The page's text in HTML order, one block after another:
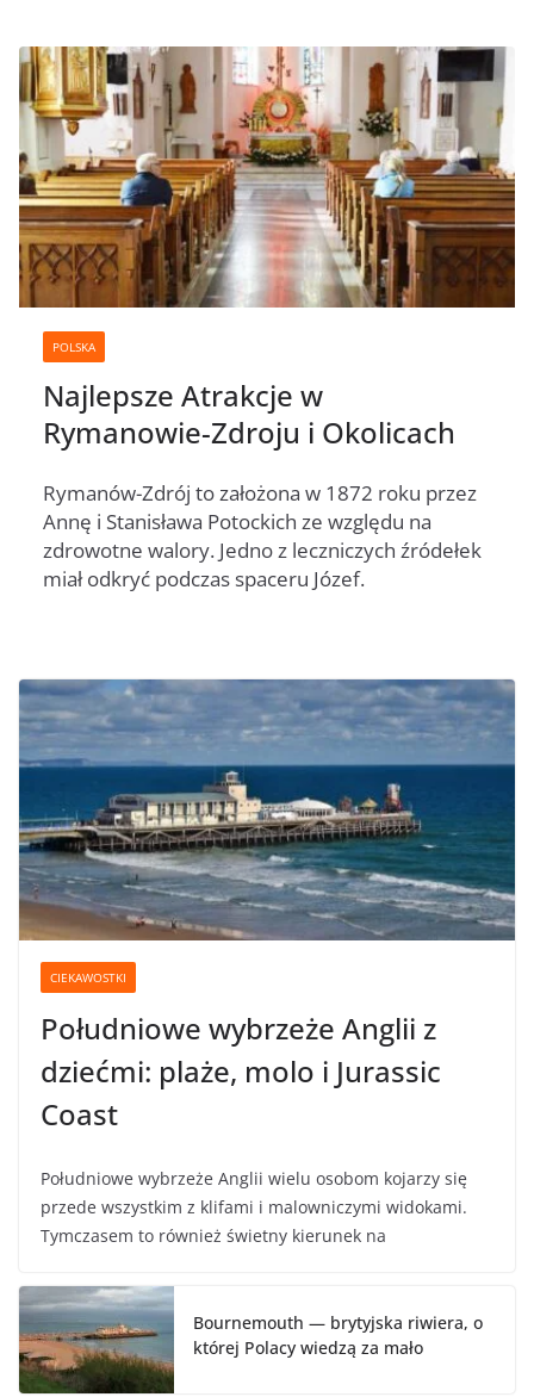
POLSKA
Najlepsze Atrakcje w
Rymanowie-Zdroju i Okolicach
Rymanów-Zdrój to założona w 1872 roku przez
Annę i Stanisława Potockich ze względu na
zdrowotne walory. Jedno z leczniczych źródełek
miał odkryć podczas spaceru Józef.
CIEKAWOSTKI
Południowe wybrzeże Anglii z
dziećmi: plaże, molo i Jurassic
Coast
Południowe wybrzeże Anglii wielu osobom kojarzy się
przede wszystkim z klifami i malowniczymi widokami.
Tymczasem to również świetny kierunek na
Bournemouth — brytyjska riwiera, o
której Polacy wiedzą za mało